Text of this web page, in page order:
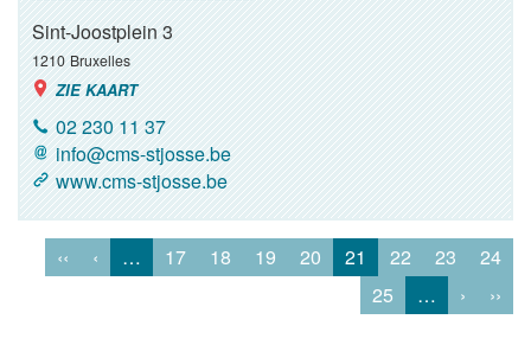
Sint-Joostplein 3
1210 Bruxelles
ZIE KAART
02 230 11 37
info@cms-stjosse.be
www.cms-stjosse.be
‹‹ ‹ … 17 18 19 20 21 22 23
24
25
… › ››